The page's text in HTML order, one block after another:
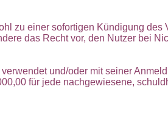
zu einer sofortigen Kündigung des
das Recht vor, den Nutzer bei
und/oder mit seiner
für jede nachgewiesene,